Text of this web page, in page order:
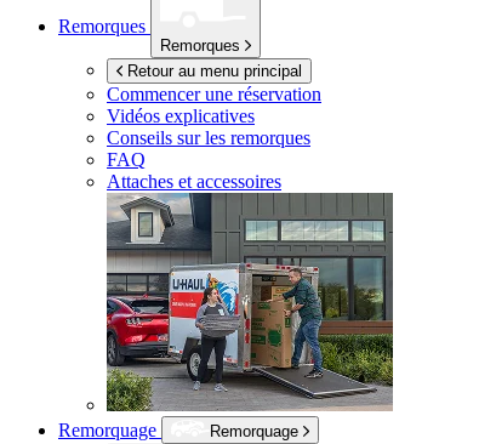
Remorques
Remorques
Retour au menu principal
Commencer une réservation
Vidéos explicatives
Conseils sur les remorques
FAQ
Attaches et accessoires
Remorquage
Remorquage